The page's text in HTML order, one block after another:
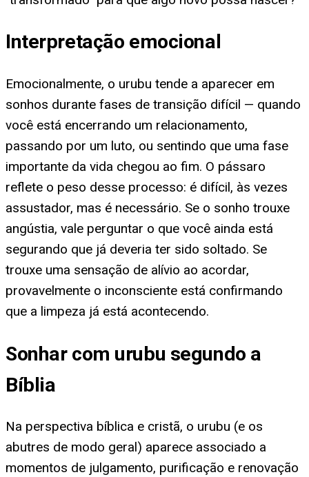
Interpretação emocional
Emocionalmente, o urubu tende a aparecer em
sonhos durante fases de transição difícil — quando
você está encerrando um relacionamento,
passando por um luto, ou sentindo que uma fase
importante da vida chegou ao fim. O pássaro
reflete o peso desse processo: é difícil, às vezes
assustador, mas é necessário. Se o sonho trouxe
angústia, vale perguntar o que você ainda está
segurando que já deveria ter sido soltado. Se
trouxe uma sensação de alívio ao acordar,
provavelmente o inconsciente está confirmando
que a limpeza já está acontecendo.
Sonhar com urubu segundo a
Bíblia
Na perspectiva bíblica e cristã, o urubu (e os
abutres de modo geral) aparece associado a
momentos de julgamento, purificação e renovação